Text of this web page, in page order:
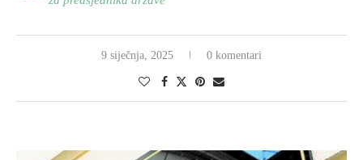
9 siječnja, 2025 0 komentari